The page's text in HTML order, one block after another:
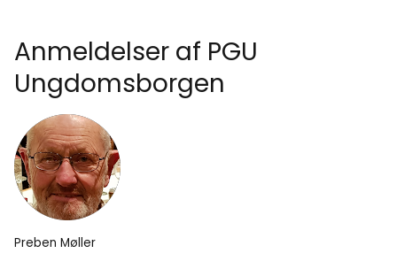
Anmeldelser af PGU
Ungdomsborgen
Preben Møller